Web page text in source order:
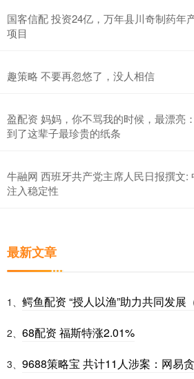
国客信配 投资24亿，万年县川奇制药年
项目
趣策略 不要再忽悠了，没人相信
盈配资 妈妈，你不骂我的时候，最漂亮
到了这辈子最珍贵的纸条
牛融网 西班牙共产党主席人民日报撰文:
注入稳定性
最新文章
1、 鳄鱼配资 “授人以渔”助力共同发展
2、 68配资 福斯特涨2.01%
3、 9688策略宝 共计11人涉案：网易